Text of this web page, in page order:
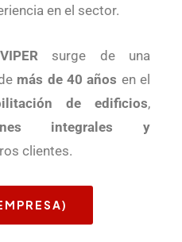
en el sector.
VIPERsurge de una
más de 40 años en el
de edificios,
integrales y
clientes.